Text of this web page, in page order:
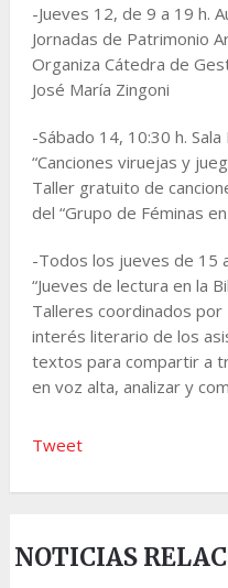
-Jueves 12, de 9 a 19 h.
Jornadas de Patrimonio
Organiza Cátedra de
José María Zingoni
-Sábado 14, 10:30 h. Sala
“Canciones viruejas y
Taller gratuito de
del “Grupo de Féminas en
-Todos los jueves de 15
“Jueves de lectura en la
Talleres coordinados por
interés literario de los
textos para compartir a
en voz alta, analizar y
Tweet
NOTICIAS